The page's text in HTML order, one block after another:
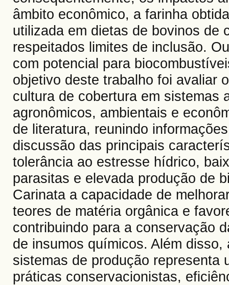
âmbito econômico, a farinha
utilizada em dietas de bovinos de
respeitados limites de inclusão.
com potencial para
objetivo deste trabalho foi avaliar
cultura de cobertura em sistemas
agronômicos, ambientais e
de literatura, reunindo
discussão das principais
tolerância ao estresse hídrico,
parasitas e elevada produção de
Carinata a capacidade de
teores de matéria orgânica e
contribuindo para a conservação
de insumos químicos. Além
sistemas de produção representa
práticas conservacionistas,